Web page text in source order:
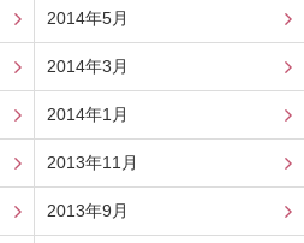
2014年5月
2014年3月
2014年1月
2013年11月
2013年9月